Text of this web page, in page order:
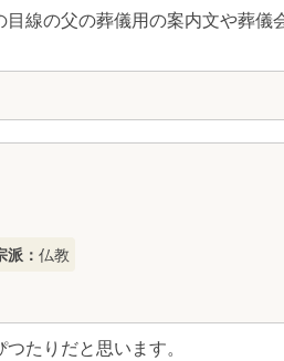
線の父の葬儀用の案内文や葬儀
派： 仏教
たりだと思います。